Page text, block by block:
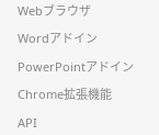
Webブラウザ
Wordアドイン
PowerPointアドイン
Chrome拡張機能
API